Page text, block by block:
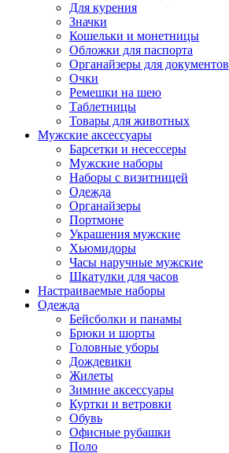
Для курения
Значки
Кошельки и монетницы
Обложки для паспорта
Органайзеры для документов
Очки
Ремешки на шею
Таблетницы
Товары для животных
Мужские аксессуары
Барсетки и несессеры
Мужские наборы
Наборы с визитницей
Одежда
Органайзеры
Портмоне
Украшения мужские
Хьюмидоры
Часы наручные мужские
Шкатулки для часов
Настраиваемые наборы
Одежда
Бейсболки и панамы
Брюки и шорты
Головные уборы
Дождевики
Жилеты
Зимние аксессуары
Куртки и ветровки
Обувь
Офисные рубашки
Поло